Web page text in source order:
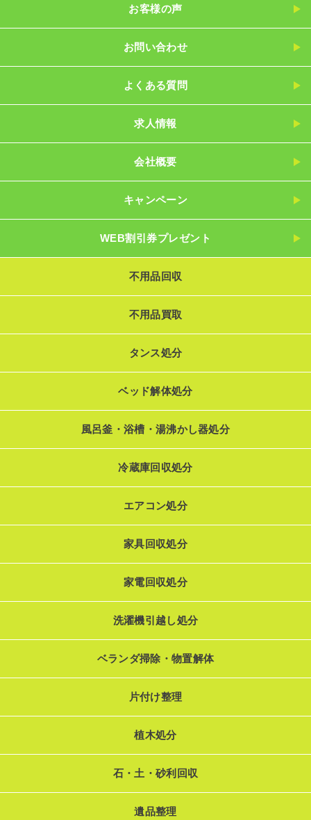
お客様の声
お問い合わせ
よくある質問
求人情報
会社概要
キャンペーン
WEB割引券プレゼント
不用品回収
不用品買取
タンス処分
ベッド解体処分
風呂釜・浴槽・湯沸かし器処分
冷蔵庫回収処分
エアコン処分
家具回収処分
家電回収処分
洗濯機引越し処分
ベランダ掃除・物置解体
片付け整理
植木処分
石・土・砂利回収
遺品整理